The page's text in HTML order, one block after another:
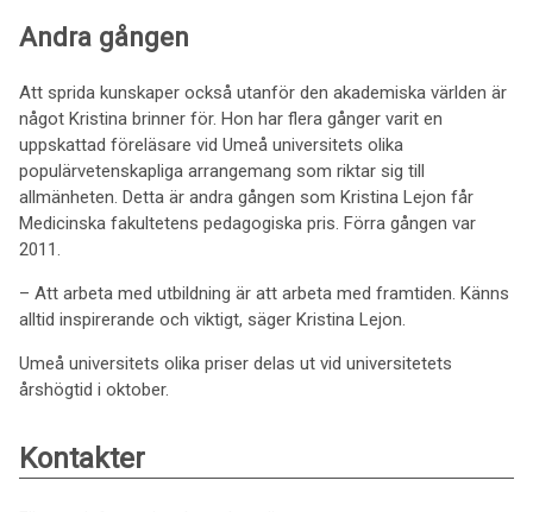
Andra gången
Att sprida kunskaper också utanför den akademiska världen är
något Kristina brinner för. Hon har flera gånger varit en
uppskattad föreläsare vid Umeå universitets olika
populärvetenskapliga arrangemang som riktar sig till
allmänheten. Detta är andra gången som Kristina Lejon får
Medicinska fakultetens pedagogiska pris. Förra gången var
2011.
– Att arbeta med utbildning är att arbeta med framtiden. Känns
alltid inspirerande och viktigt, säger Kristina Lejon.
Umeå universitets olika priser delas ut vid universitetets
årshögtid i oktober.
Kontakter